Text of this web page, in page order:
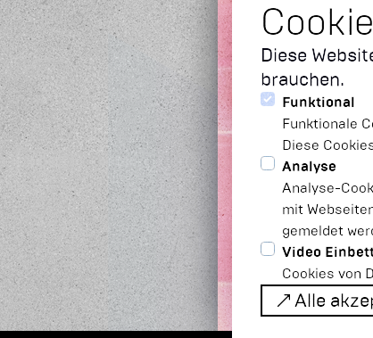
Diese
brauchen.
Funktional
Funktionale
Diese
Analyse
Analyse-
mit
gemeldet
Video
Cookies von
Alle